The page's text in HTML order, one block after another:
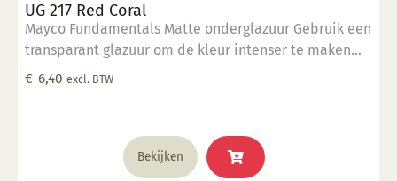
UG 217 Red Coral
Mayco Fundamentals Matte onderglazuur Gebruik een
transparant glazuur om de kleur intenser te maken
Geschikt voor gebruiksgoed mits er een transparant
€ 6,40 excl. BTW
Bekijken